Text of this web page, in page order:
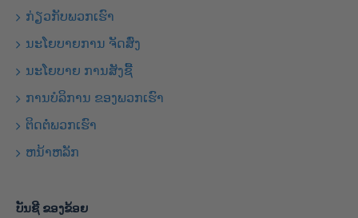
ກ່ຽວກັບພວກເຮົາ
ນະໂຍບາຍການ ຈັດສົ່ງ
ນະໂຍບາຍ ການສັງຊື້
ການບໍລິການ ຂອງພວກເຮົາ
ຕິດຕໍ່ພວກເຮົາ
ຫນ້າຫລັກ
ບັນຊີ ຂອງຂ້ອຍ